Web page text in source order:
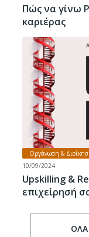
Πώς να γίνω
καριέρας
Οργάνωση &
10/09/2024
Upskilling &
επιχείρησή